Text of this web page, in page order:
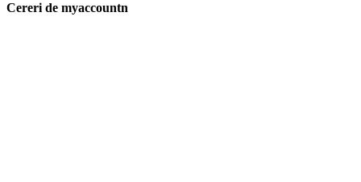
Cereri de myaccountn